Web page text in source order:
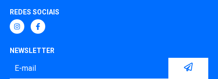
REDES SOCIAIS
NEWSLETTER